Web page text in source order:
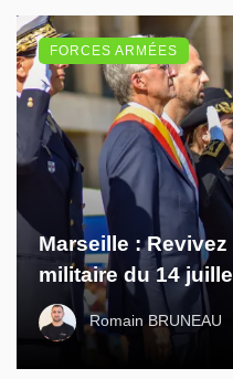
Marseille :
militaire du 14
Romain BRUNEAU
FORCES ARMÉES